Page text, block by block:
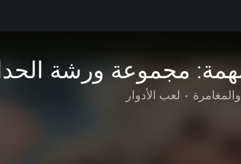
مجموعة ورشة
• لعب الأدوار